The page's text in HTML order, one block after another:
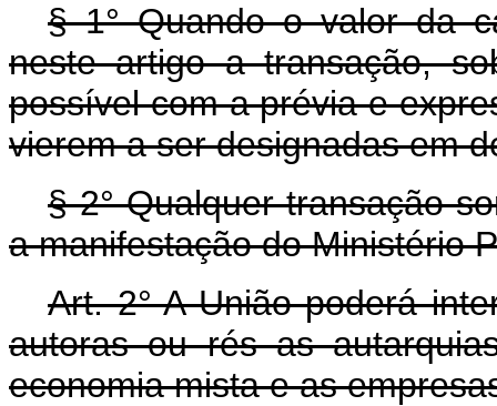
§ 1° Quando o valor da
neste artigo a transação,
possível com a prévia e
vierem a ser designadas em
§ 2° Qualquer transação
a manifestação do Ministério
Art. 2° A União poderá
autoras ou rés as
economia mista e as